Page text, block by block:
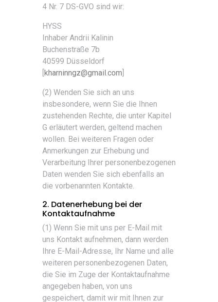
4 Nr. 7 DS-GVO sind wir:
HYSS
Inhaber Andrii Kalinin
Buchenstraße 7b
40599 Düsseldorf
kharninngz@gmail.com
(2) Wenden Sie sich an uns
insbesondere, wenn Sie die Ihnen
zustehenden Rechte, die unter Kapitel
G erläutert werden, geltend machen
wollen. Bei weiteren Fragen oder
Anmerkungen zur Erhebung und
Verarbeitung Ihrer personenbezogenen
Daten wenden Sie sich ebenfalls an
die vorbenannten Kontakte.
2. Datenerhebung bei der
Kontaktaufnahme
(1) Wenn Sie mit uns per E-Mail mit
uns Kontakt aufnehmen, dann werden
Ihre E-Mail-Adresse, Ihr Name und alle
weiteren personenbezogenen Daten,
die Sie im Zuge der Kontaktaufnahme
angegeben haben, von uns
gespeichert, damit wir mit Ihnen zur